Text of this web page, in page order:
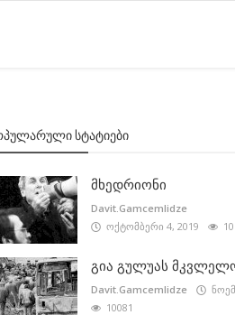
ᲡᲢᲐᲢᲘᲔᲑᲘ
მხედრიონი
Davit.Gamcemlidze
ოქტომბერი 4, 2019
გია გულუას
Davit.Gamcemlidze
10081